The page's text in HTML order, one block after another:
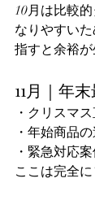
10月は比較
なりやすい
指すと余裕が
11月｜年
・クリスマ
・年始商品
・緊急対応
ここは完全に